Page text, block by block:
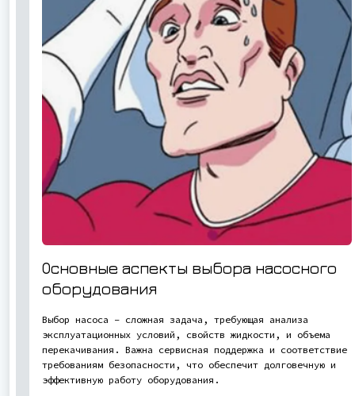
Основные аспекты выбора насосного
оборудования
Выбор насоса – сложная задача, требующая анализа
эксплуатационных условий, свойств жидкости, и объема
перекачивания. Важна сервисная поддержка и соответствие
требованиям безопасности, что обеспечит долговечную и
эффективную работу оборудования.